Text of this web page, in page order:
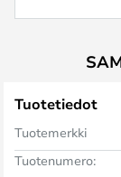
Tuotetiedot
Tuotemerkki
Tuotenumero: